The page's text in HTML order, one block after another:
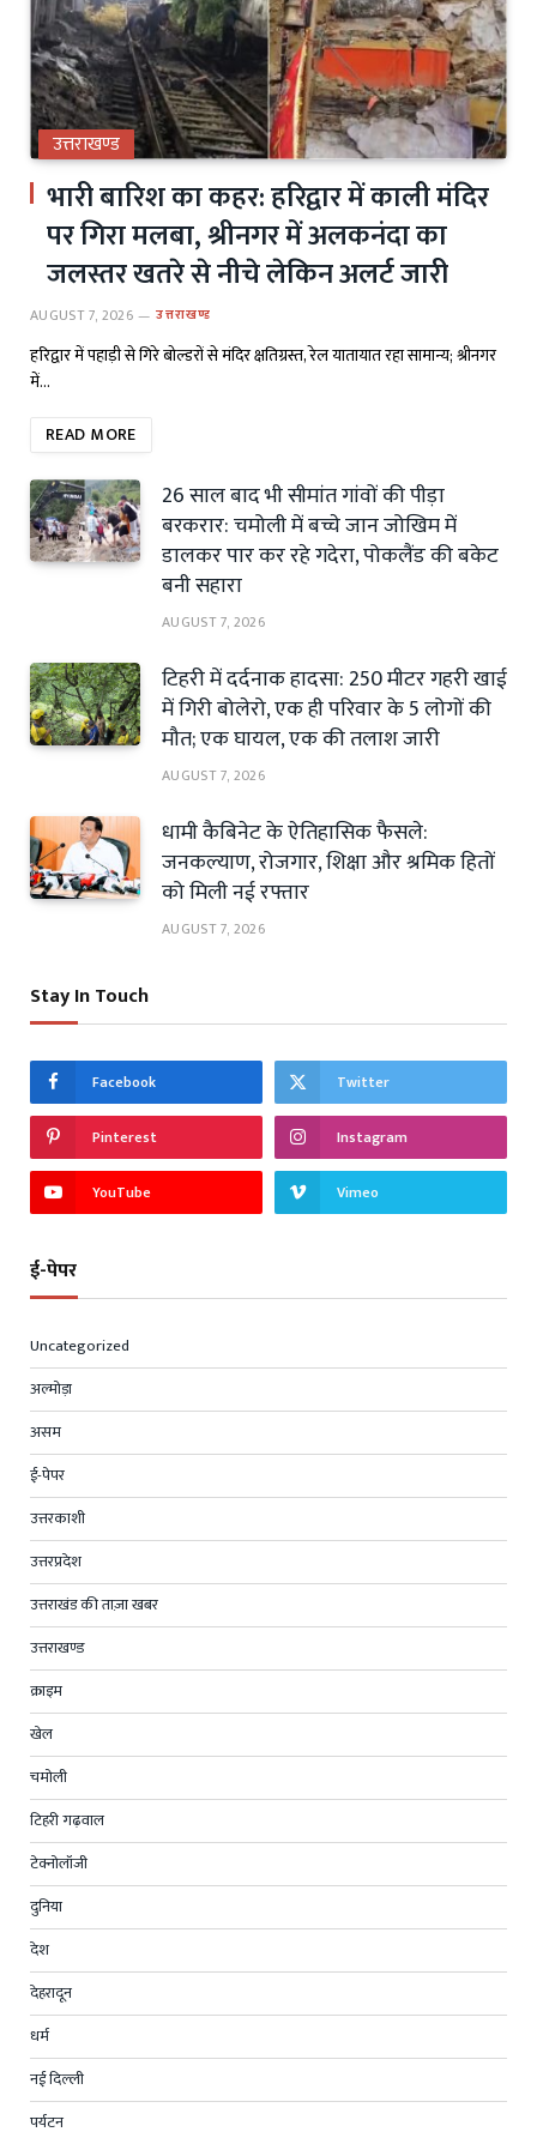
उत्तराखण्ड
भारी बारिश का कहर: हरिद्वार में काली मंदिर
पर गिरा मलबा, श्रीनगर में अलकनंदा का
जलस्तर खतरे से नीचे लेकिन अलर्ट जारी
AUGUST 7, 2026 उत्तराखण्ड
हरिद्वार में पहाड़ी से गिरे बोल्डरों से मंदिर क्षतिग्रस्त, रेल यातायात रहा सामान्य; श्रीनगर
में…
READ MORE
26 साल बाद भी सीमांत गांवों की पीड़ा
बरकरार: चमोली में बच्चे जान जोखिम में
डालकर पार कर रहे गदेरा, पोकलैंड की बकेट
बनी सहारा
AUGUST 7, 2026
टिहरी में दर्दनाक हादसा: 250 मीटर गहरी खाई
में गिरी बोलेरो, एक ही परिवार के 5 लोगों की
मौत; एक घायल, एक की तलाश जारी
AUGUST 7, 2026
धामी कैबिनेट के ऐतिहासिक फैसले:
जनकल्याण, रोजगार, शिक्षा और श्रमिक हितों
को मिली नई रफ्तार
AUGUST 7, 2026
Stay In Touch
Facebook Twitter
Pinterest Instagram
YouTube Vimeo
ई-पेपर
Uncategorized
अल्मोड़ा
असम
ई-पेपर
उत्तरकाशी
उत्तरप्रदेश
उत्तराखंड की ताज़ा खबर
उत्तराखण्ड
क्राइम
खेल
चमोली
टिहरी गढ़वाल
टेक्नोलॉजी
दुनिया
देश
देहरादून
धर्म
नई दिल्ली
पर्यटन